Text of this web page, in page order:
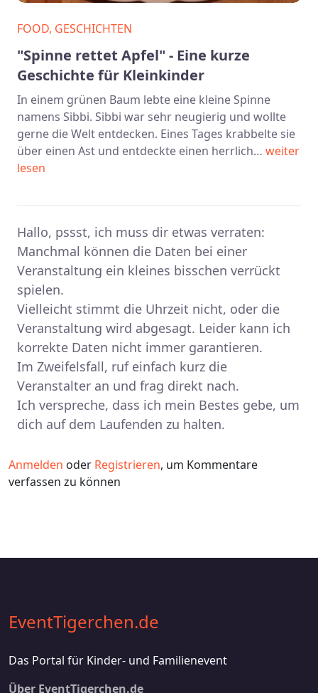
FOOD, GESCHICHTEN
"Spinne rettet Apfel" - Eine kurze
Geschichte für Kleinkinder
In einem grünen Baum lebte eine kleine Spinne
namens Sibbi. Sibbi war sehr neugierig und wollte
gerne die Welt entdecken. Eines Tages krabbelte sie
über einen Ast und entdeckte einen herrlich… weiter
lesen
Hallo, pssst, ich muss dir etwas verraten:
Manchmal können die Daten bei einer
Veranstaltung ein kleines bisschen verrückt
spielen.
Vielleicht stimmt die Uhrzeit nicht, oder die
Veranstaltung wird abgesagt. Leider kann ich
korrekte Daten nicht immer garantieren.
Im Zweifelsfall, ruf einfach kurz die
Veranstalter an und frag direkt nach.
Ich verspreche, dass ich mein Bestes gebe, um
dich auf dem Laufenden zu halten.
Anmelden oder Registrieren, um Kommentare
verfassen zu können
EventTigerchen.de
Das Portal für Kinder- und Familienevent
Über EventTigerchen.de